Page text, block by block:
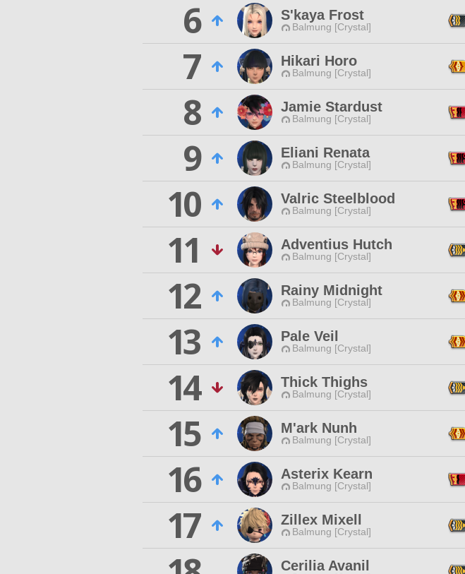
6
S'kaya Frost
Balmung [Crystal]
7
Hikari Horo
Balmung [Crystal]
8
Jamie Stardust
Balmung [Crystal]
9
Eliani Renata
Balmung [Crystal]
10
Valric Steelblood
Balmung [Crystal]
11
Adventius Hutch
Balmung [Crystal]
12
Rainy Midnight
Balmung [Crystal]
13
Pale Veil
Balmung [Crystal]
14
Thick Thighs
Balmung [Crystal]
15
M'ark Nunh
Balmung [Crystal]
16
Asterix Kearn
Balmung [Crystal]
17
Zillex Mixell
Balmung [Crystal]
Cerilia Avanil